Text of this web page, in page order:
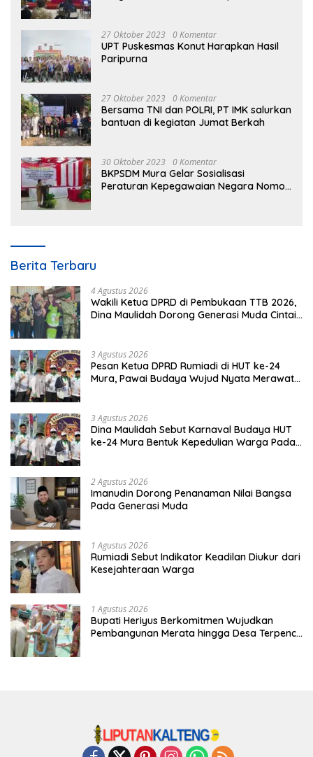
27 Oktober 2023 0 Komentar
UPT Puskesmas Konut Harapkan Hasil
Paripurna
27 Oktober 2023 0 Komentar
Bersama TNI dan POLRI, PT IMK salurkan
bantuan di kegiatan Jumat Berkah
30 Oktober 2023 0 Komentar
BKPSDM Mura Gelar Sosialisasi
Peraturan Kepegawaian Negara Nomor
Berita Terbaru
4 Agustus 2026
Wakili Ketua DPRD di Pembukaan TTB 2026,
Dina Maulidah Dorong Generasi Muda Cintai
3 Agustus 2026
Pesan Ketua DPRD Rumiadi di HUT ke-24
Mura, Pawai Budaya Wujud Nyata Merawat
3 Agustus 2026
Dina Maulidah Sebut Karnaval Budaya HUT
ke-24 Mura Bentuk Kepedulian Warga Pada
2 Agustus 2026
Imanudin Dorong Penanaman Nilai Bangsa
Pada Generasi Muda
1 Agustus 2026
Rumiadi Sebut Indikator Keadilan Diukur dari
Kesejahteraan Warga
1 Agustus 2026
Bupati Heriyus Berkomitmen Wujudkan
Pembangunan Merata hingga Desa Terpencil